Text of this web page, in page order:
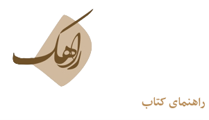
راهنمای کتاب